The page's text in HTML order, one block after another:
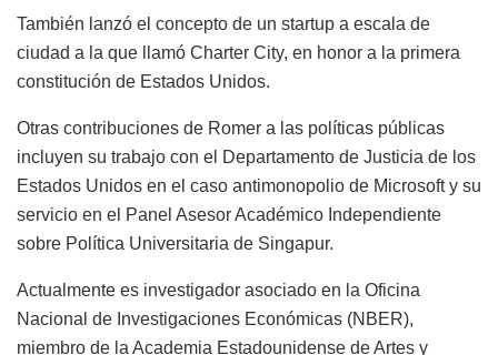
También lanzó el concepto de un startup a escala de
ciudad a la que llamó Charter City, en honor a la primera
constitución de Estados Unidos.
Otras contribuciones de Romer a las políticas públicas
incluyen su trabajo con el Departamento de Justicia de los
Estados Unidos en el caso antimonopolio de Microsoft y su
servicio en el Panel Asesor Académico Independiente
sobre Política Universitaria de Singapur.
Actualmente es investigador asociado en la Oficina
Nacional de Investigaciones Económicas (NBER),
miembro de la Academia Estadounidense de Artes y